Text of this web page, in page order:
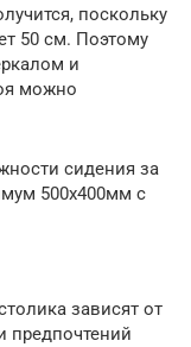
поскольку
50 см. Поэтому
и
можно
сидения за
500х400мм с
зависят от
предпочтений